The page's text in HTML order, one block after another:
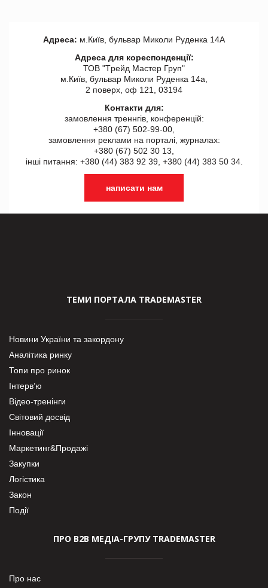
Адреса: м.Київ, бульвар Миколи Руденка 14А
Адреса для кореспонденції:
ТОВ "Tрейд Мастер Груп"
м.Київ, бульвар Миколи Руденка 14а,
2 поверх, оф 121, 03194
Контакти для:
замовлення треннгів, конференцій:
+380 (67) 502-99-00,
замовлення реклами на порталі, журналах:
+380 (67) 502 30 13,
інші питання: +380 (44) 383 92 39, +380 (44) 383 50 34.
написати нам
ТЕМИ ПОРТАЛА TRADEMASTER
Новини України та закордону
Аналітика ринку
Топи про ринок
Інтерв’ю
Відео-тренінги
Світовий досвід
Інновації
Маркетинг&Продажі
Закупки
Логістика
Закон
Події
ПРО В2В МЕДІА-ГРУПУ TRADEMASTER
Про нас